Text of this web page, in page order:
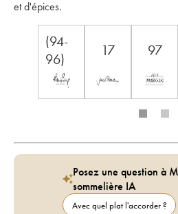
(94-
96)
17 97
Posez une question à
sommelière IA
Avec quel plat l'accorder ?